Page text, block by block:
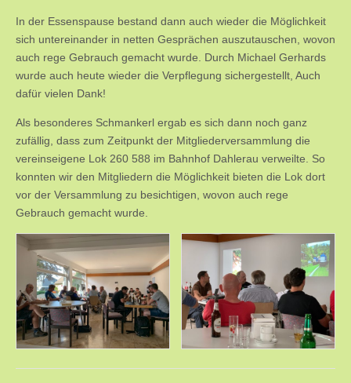
In der Essenspause bestand dann auch wieder die Möglichkeit
sich untereinander in netten Gesprächen auszutauschen, wovon
auch rege Gebrauch gemacht wurde. Durch Michael Gerhards
wurde auch heute wieder die Verpflegung sichergestellt, Auch
dafür vielen Dank!
Als besonderes Schmankerl ergab es sich dann noch ganz
zufällig, dass zum Zeitpunkt der Mitgliederversammlung die
vereinseigene Lok 260 588 im Bahnhof Dahlerau verweilte. So
konnten wir den Mitgliedern die Möglichkeit bieten die Lok dort
vor der Versammlung zu besichtigen, wovon auch rege
Gebrauch gemacht wurde.